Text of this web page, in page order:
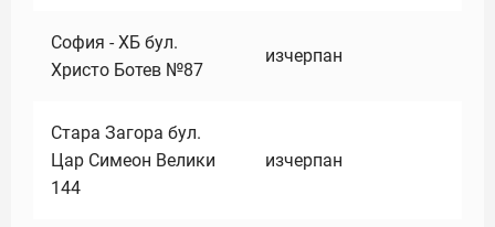
София - ХБ бул.
Христо Ботев №87
изчерпан
Стара Загора бул.
Цар Симеон Велики
144
изчерпан